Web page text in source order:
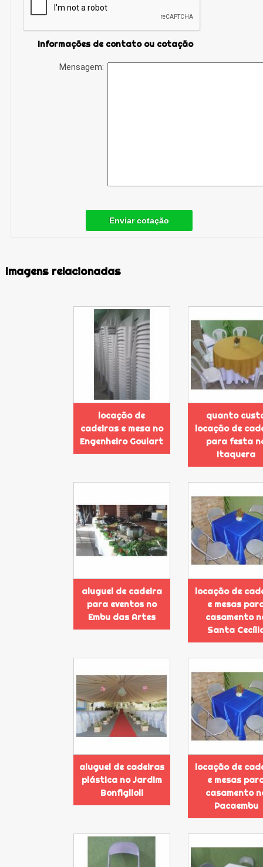
Informações de contato ou cotação
Mensagem:
Enviar cotação
Imagens relacionadas
locação de
cadeiras e mesa no
Engenheiro Goulart
quanto
locação de
para festa
Itaquera
aluguel de cadeira
para eventos no
Embu das Artes
locação de
e mesas
casamento
Santa
aluguel de cadeiras
plástica no Jardim
Bonfiglioli
locação de
e mesas
casamento
Pacaembu